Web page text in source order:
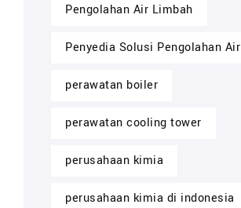
Pengolahan Air Limbah
Penyedia Solusi Pengolahan Air
perawatan boiler
perawatan cooling tower
perusahaan kimia
perusahaan kimia di indonesia